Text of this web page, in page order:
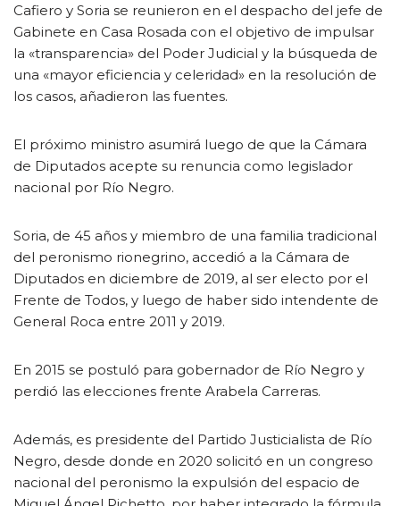
Cafiero y Soria se reunieron en el despacho del jefe de
Gabinete en Casa Rosada con el objetivo de impulsar
la «transparencia» del Poder Judicial y la búsqueda de
una «mayor eficiencia y celeridad» en la resolución de
los casos, añadieron las fuentes.
El próximo ministro asumirá luego de que la Cámara
de Diputados acepte su renuncia como legislador
nacional por Río Negro.
Soria, de 45 años y miembro de una familia tradicional
del peronismo rionegrino, accedió a la Cámara de
Diputados en diciembre de 2019, al ser electo por el
Frente de Todos, y luego de haber sido intendente de
General Roca entre 2011 y 2019.
En 2015 se postuló para gobernador de Río Negro y
perdió las elecciones frente Arabela Carreras.
Además, es presidente del Partido Justicialista de Río
Negro, desde donde en 2020 solicitó en un congreso
nacional del peronismo la expulsión del espacio de